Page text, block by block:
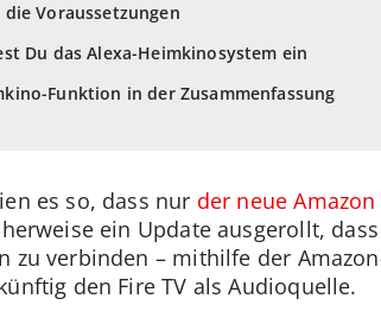
die Voraussetzungen
Du das Alexa-Heimkinosystem ein
Funktion in der Zusammenfassung
es so, dass nur der neue
ein Update ausgerollt,
zu verbinden – mithilfe der
den Fire TV als Audioquelle.